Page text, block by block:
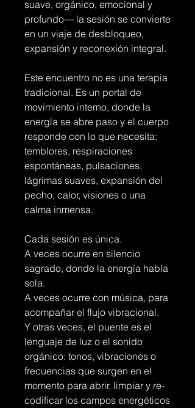
suave, orgánico, emocional y
profundo— la sesión se convierte
en un viaje de desbloqueo,
expansión y reconexión integral.
Este encuentro no es una terapia
tradicional. Es un portal de
movimiento interno, donde la
energía se abre paso y el cuerpo
responde con lo que necesita:
temblores, respiraciones
espontáneas, pulsaciones,
lágrimas suaves, expansión del
pecho, calor, visiones o una
calma inmensa.
Cada sesión es única.
A veces ocurre en silencio
sagrado, donde la energía habla
sola.
A veces ocurre con música, para
acompañar el flujo vibracional.
Y otras veces, el puente es el
lenguaje de luz o el sonido
orgánico: tonos, vibraciones o
frecuencias que surgen en el
momento para abrir, limpiar y re-
codificar los campos energéticos